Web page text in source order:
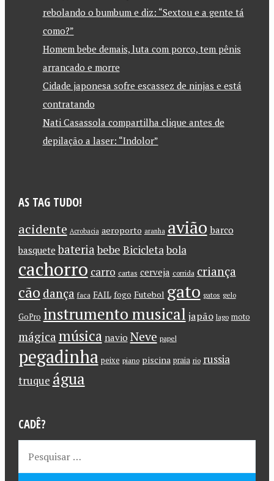
rebolando o bumbum e diz: “Sextou e a gente tá
como?”
Homem bebe demais, luta com porco, tem pênis
arrancado e morre
Cidade japonesa sofre escassez de ninjas e está
contratando
Nati Casassola compartilha clique antes de
depilação a laser: “Indolor”
AS TAG TUDO!
acidente Acrobacia aeroporto aranha avião barco
basquete bateriabebe Bicicletabola
cachorro carro cartas cerveja corrida criança
cão dança faca FAIL fogo Futebol gato gatos gelo
GoPro instrumento musical japão lago moto
mágica música navio Neve papel
pegadinha peixe piano piscina praia rio russia
truque água
CADÊ?